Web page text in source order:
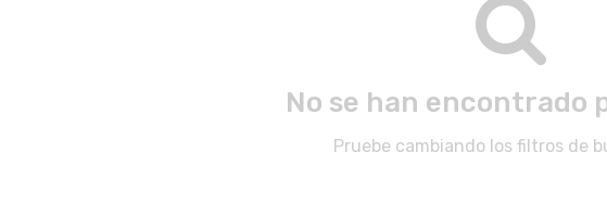
No se han encontrado
Pruebe cambiando los filtros de